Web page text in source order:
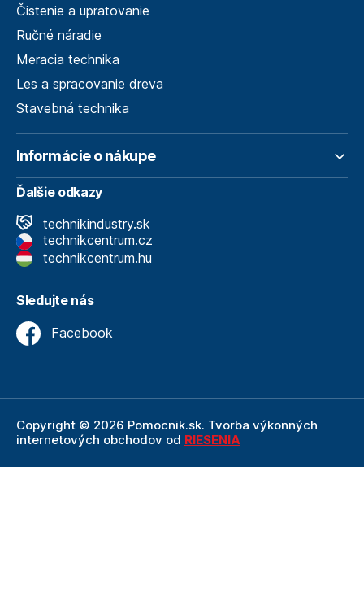
Čistenie a upratovanie
Ručné náradie
Meracia technika
Les a spracovanie dreva
Stavebná technika
Informácie o nákupe
Ďalšie odkazy
technikindustry.sk
technikcentrum.cz
technikcentrum.hu
Sledujte nás
Facebook
Copyright © 2026 Pomocnik.sk. Tvorba výkonných
internetových obchodov od RIESENIA